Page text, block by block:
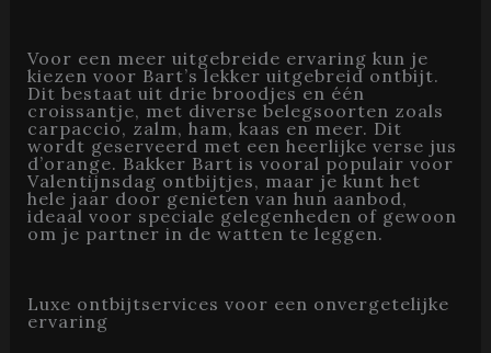
Voor een meer uitgebreide ervaring kun je
kiezen voor Bart’s lekker uitgebreid ontbijt.
Dit bestaat uit drie broodjes en één
croissantje, met diverse belegsoorten zoals
carpaccio, zalm, ham, kaas en meer. Dit
wordt geserveerd met een heerlijke verse jus
d’orange. Bakker Bart is vooral populair voor
Valentijnsdag ontbijtjes, maar je kunt het
hele jaar door genieten van hun aanbod,
ideaal voor speciale gelegenheden of gewoon
om je partner in de watten te leggen.
Luxe ontbijtservices voor een onvergetelijke
ervaring